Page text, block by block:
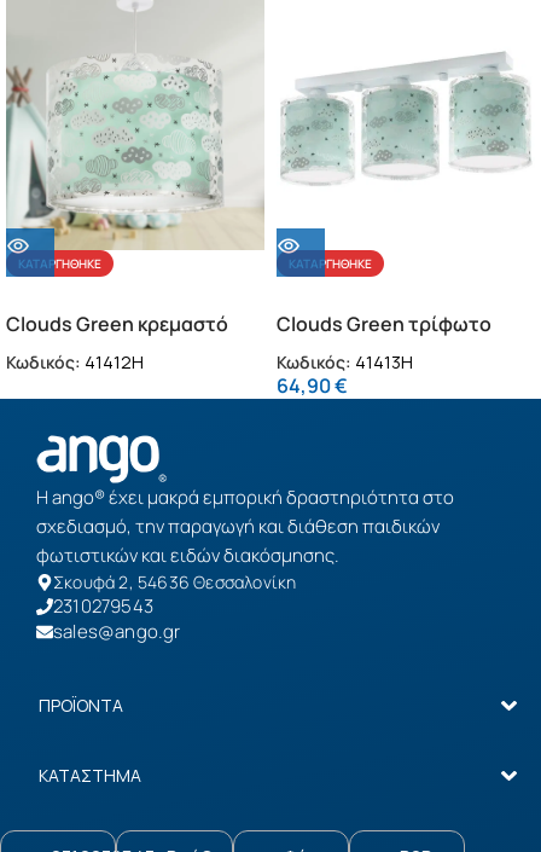
ΚΑΤΑΡΓΉΘΗΚΕ
Clouds Green κρεμαστό
παιδικό φωτιστικό
(41412H)
Κωδικός: 41412H
ΚΑΤΑΡΓΉΘΗΚΕ
Clouds Green τρίφωτο
φωτιστικό (41413H)
Κωδικός: 41413H
64,90€
Η ango® έχει μακρά εμπορική δραστηριότητα στο
σχεδιασμό, την παραγωγή και διάθεση παιδικών
φωτιστικών και ειδών διακόσμησης.
Σκουφά 2, 54636 Θεσσαλονίκη
2310279543
sales@ango.gr
ΠΡΟΪΟΝΤΑ
ΚΑΤΑΣΤΗΜΑ